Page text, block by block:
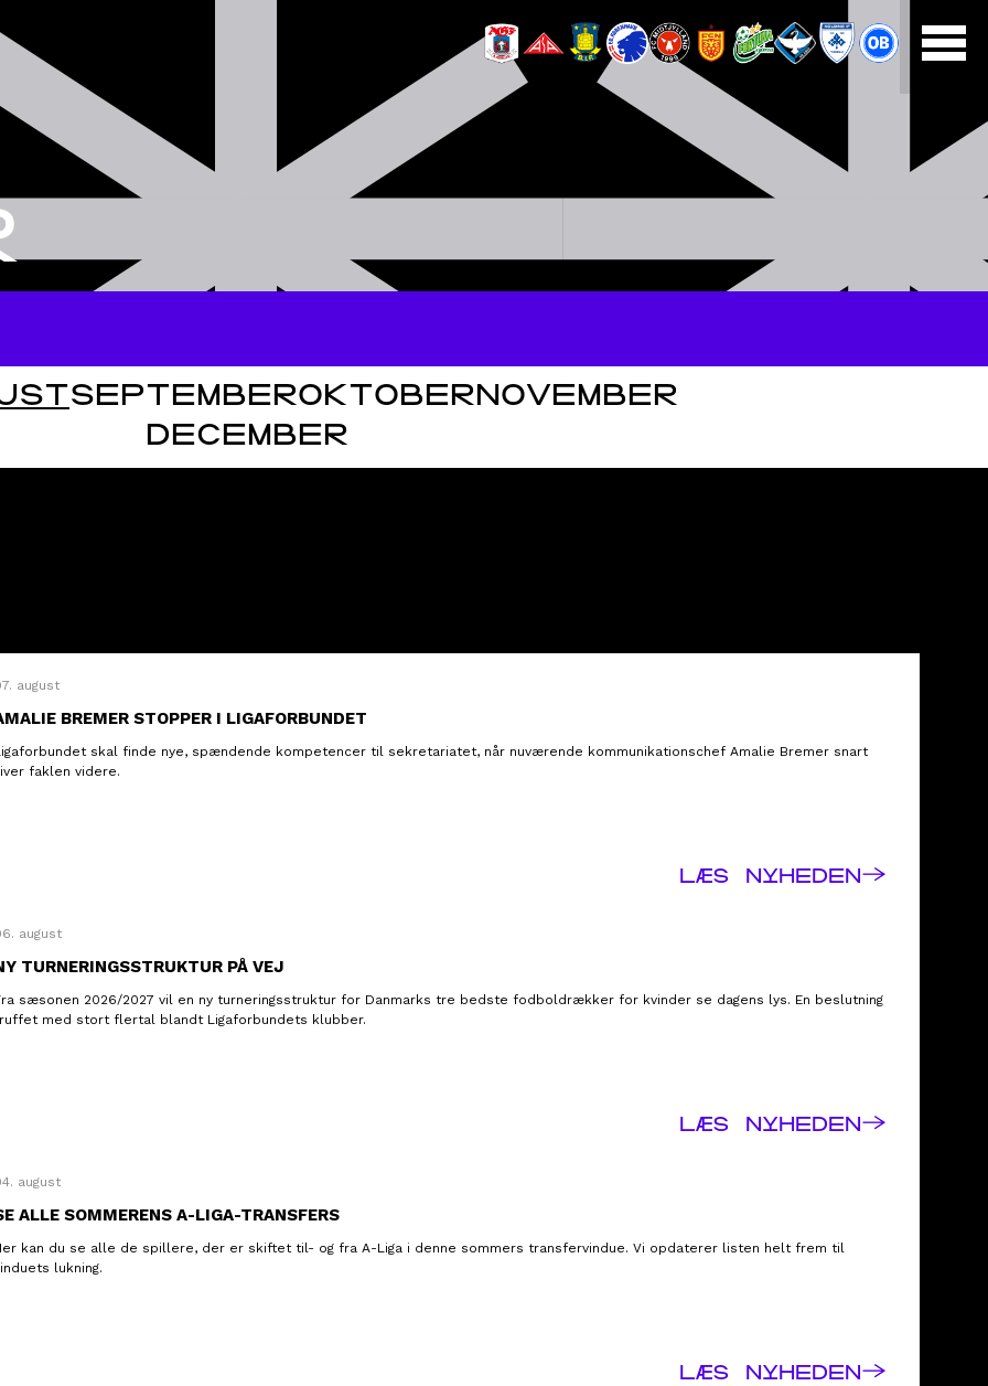
SEPTEMBEROKTOBER NOVEMBER
DECEMBER
august
BREMER STOPPER I LIGAFORBUNDET
skal finde nye, spændende kompetencer til sekretariatet, når nuværende kommunikationschef Amalie Bremer snart
faklen videre.
LÆS NYHEDEN→
august
TURNERINGSSTRUKTUR PÅ VEJ
sæsonen 2026/2027 vil en ny turneringsstruktur for Danmarks tre bedste fodboldrækker for kvinder se dagens lys. En beslutning
med stort flertal blandt Ligaforbundets klubber.
LÆS NYHEDEN→
august
ALLE SOMMERENS A-LIGA-TRANSFERS
kan du se alle de spillere, der er skiftet til- og fra A-Liga i denne sommers transfervindue. Vi opdaterer listen helt frem til
lukning.
LÆS NYHEDEN→